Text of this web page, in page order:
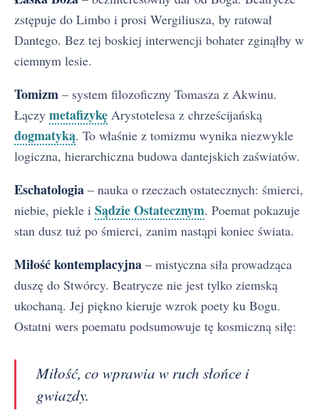
zstępuje do Limbo i prosi Wergiliusza, by ratował
Dantego. Bez tej boskiej interwencji bohater zginąłby w
ciemnym lesie.
Tomizm – system filozoficzny Tomasza z Akwinu.
Łączy metafizykę Arystotelesa z chrześcijańską
dogmatyką. To właśnie z tomizmu wynika niezwykle
logiczna, hierarchiczna budowa dantejskich zaświatów.
Eschatologia – nauka o rzeczach ostatecznych: śmierci,
niebie, piekle i Sądzie Ostatecznym. Poemat pokazuje
stan dusz tuż po śmierci, zanim nastąpi koniec świata.
Miłość kontemplacyjna – mistyczna siła prowadząca
duszę do Stwórcy. Beatrycze nie jest tylko ziemską
ukochaną. Jej piękno kieruje wzrok poety ku Bogu.
Ostatni wers poematu podsumowuje tę kosmiczną siłę:
Miłość, co wprawia w ruch słońce i
gwiazdy.